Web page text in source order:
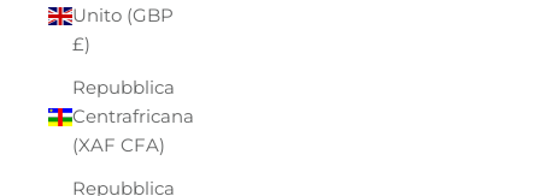
Unito (GBP
£)
Repubblica
Centrafricana
(XAF CFA)
Repubblica